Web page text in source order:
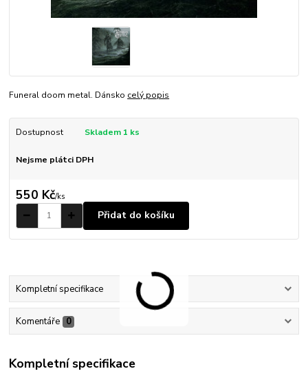
Funeral doom metal. Dánsko celý popis
Dostupnost Skladem 1 ks
Nejsme plátci DPH
550 Kč/ks
Přidat do košíku
Kompletní specifikace
Komentáře 0
Kompletní specifikace